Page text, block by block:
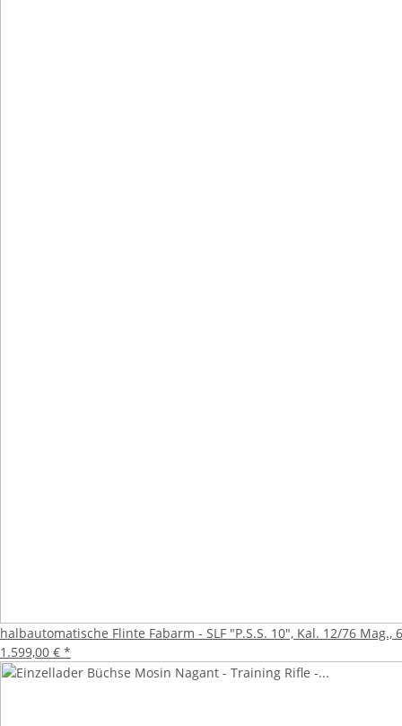
halbautomatische Flinte Fabarm - SLF "P.S.S. 10", Kal. 12/76
1.599,00 € *